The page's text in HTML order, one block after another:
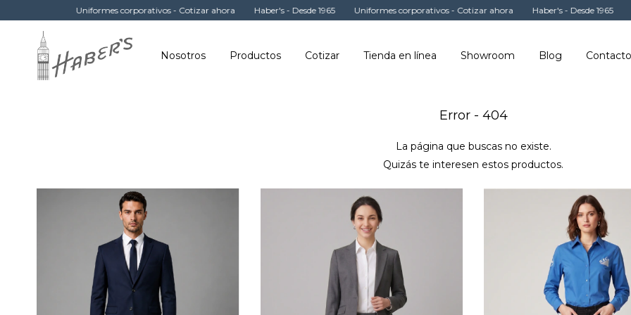
Uniformes corporativos - Cotizar ahora Haber's - Desde 1965 Uniformes corporativos - Cotizar ahora Haber's - Desde 1965
Nosotros Productos Cotizar Tienda en línea Showroom Blog Contacto
Error - 404
La página que buscas no existe.
Quizás te interesen estos productos.